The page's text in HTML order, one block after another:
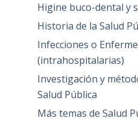
Higine buco-dental y
Historia de la Salud
Infecciones o
(intrahospitalarias)
Investigación y
Salud Pública
Más temas de Salud